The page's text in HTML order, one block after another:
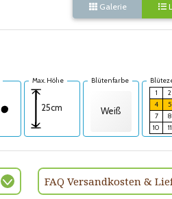
Galerie
Max. Höhe
25cm
Blütenfarbe
Weiß
1
2
4
5
7
8
10
11
FAQ Versandkosten &